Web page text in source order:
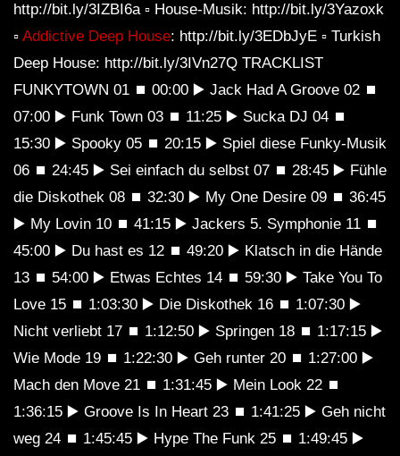
http://bit.ly/3IZBI6a ▫ House-Musik: http://bit.ly/3Yazoxk
▫ Addictive Deep House: http://bit.ly/3EDbJyE ▫ Turkish
Deep House: http://bit.ly/3IVn27Q TRACKLIST
FUNKYTOWN 01 ⏹ 00:00 ▶ Jack Had A Groove 02 ⏹
07:00 ▶ Funk Town 03 ⏹ 11:25 ▶ Sucka DJ 04 ⏹
15:30 ▶ Spooky 05 ⏹ 20:15 ▶ Spiel diese Funky-Musik
06 ⏹ 24:45 ▶ Sei einfach du selbst 07 ⏹ 28:45 ▶ Fühle
die Diskothek 08 ⏹ 32:30 ▶ My One Desire 09 ⏹ 36:45
▶ My Lovin 10 ⏹ 41:15 ▶ Jackers 5. Symphonie 11 ⏹
45:00 ▶ Du hast es 12 ⏹ 49:20 ▶ Klatsch in die Hände
13 ⏹ 54:00 ▶ Etwas Echtes 14 ⏹ 59:30 ▶ Take You To
Love 15 ⏹ 1:03:30 ▶ Die Diskothek 16 ⏹ 1:07:30 ▶
Nicht verliebt 17 ⏹ 1:12:50 ▶ Springen 18 ⏹ 1:17:15 ▶
Wie Mode 19 ⏹ 1:22:30 ▶ Geh runter 20 ⏹ 1:27:00 ▶
Mach den Move 21 ⏹ 1:31:45 ▶ Mein Look 22 ⏹
1:36:15 ▶ Groove Is In Heart 23 ⏹ 1:41:25 ▶ Geh nicht
weg 24 ⏹ 1:45:45 ▶ Hype The Funk 25 ⏹ 1:49:45 ▶